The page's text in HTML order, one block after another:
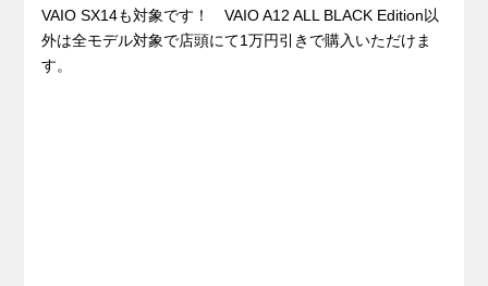
VAIO SX14も対象です！ VAIO A12 ALL BLACK Edition以
外は全モデル対象で店頭にて1万円引きで購入いただけま
す。